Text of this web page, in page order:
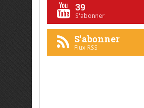
39
S'abonner
S'abonner
Flux RSS